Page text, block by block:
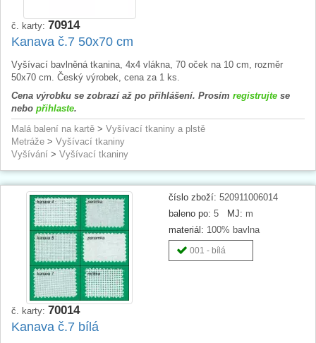
č. karty: 70914
Kanava č.7 50x70 cm
Vyšívací bavlněná tkanina, 4x4 vlákna, 70 oček na 10 cm, rozměr
50x70 cm. Český výrobek, cena za 1 ks.
Cena výrobku se zobrazí až po přihlášení. Prosím registrujte se
nebo přihlaste.
Malá balení na kartě > Vyšívací tkaniny a plstě
Metráže > Vyšívací tkaniny
Vyšívání > Vyšívací tkaniny
číslo zboží: 520911006014
baleno po: 5 MJ: m
materiál: 100% bavlna
001 - bílá
č. karty: 70014
Kanava č.7 bílá